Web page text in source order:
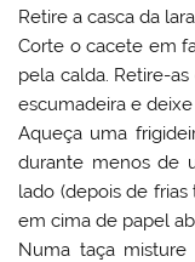
Retire a casca da
Corte o cacete em
pela calda. Retire-
escumadeira e deixe
Aqueça uma
durante menos de
lado (depois de
em cima de papel
Numa taça